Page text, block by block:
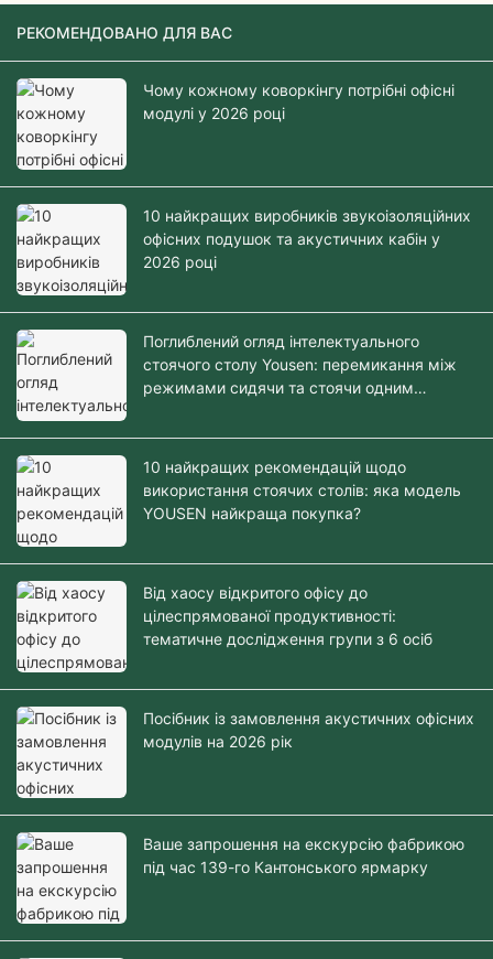
РЕКОМЕНДОВАНО ДЛЯ ВАС
Чому кожному коворкінгу потрібні офісні
модулі у 2026 році
10 найкращих виробників звукоізоляційних
офісних подушок та акустичних кабін у
2026 році
Поглиблений огляд інтелектуального
стоячого столу Yousen: перемикання між
режимами сидячи та стоячи одним
10 найкращих рекомендацій щодо
використання стоячих столів: яка модель
YOUSEN найкраща покупка?
Від хаосу відкритого офісу до
цілеспрямованої продуктивності:
тематичне дослідження групи з 6 осіб
Посібник із замовлення акустичних офісних
модулів на 2026 рік
Ваше запрошення на екскурсію фабрикою
під час 139-го Кантонського ярмарку